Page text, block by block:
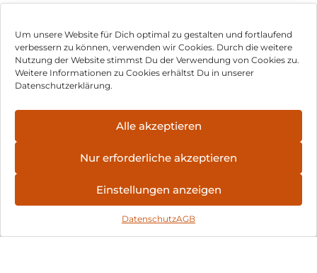
Um unsere Website für Dich optimal zu gestalten und fortlaufend
verbessern zu können, verwenden wir Cookies. Durch die weitere
Nutzung der Website stimmst Du der Verwendung von Cookies zu.
Weitere Informationen zu Cookies erhältst Du in unserer
Datenschutzerklärung.
Alle akzeptieren
Nur erforderliche akzeptieren
Einstellungen anzeigen
DatenschutzAGB
Doro Leva L30
Graphite/Weiß
119,90€
inkl. MwSt.
Crosscall Core S5
128 MB Schwarz
91,90€
Motorola Moto
Charcoal Gray
393,90€
Apple iPhone 16e
629,90
Apple iPhone 16
128 GB Pink
Apple iPhone 16
Plus 128 GB